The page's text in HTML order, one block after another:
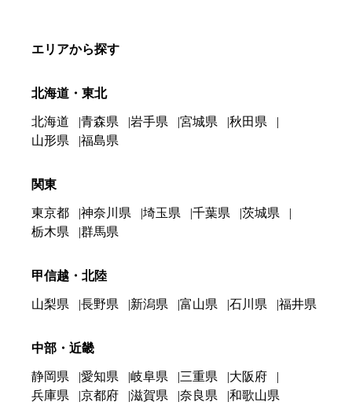
エリアから探す
北海道・東北
北海道 青森県 岩手県 宮城県
秋田県
山形県
福島県
関東
東京都 神奈川県 埼玉県 千葉県
茨城県
栃木県
群馬県
甲信越・北陸
山梨県 長野県 新潟県 富山県 石川県 福井県
中部・近畿
静岡県 愛知県 岐阜県 三重県
大阪府
兵庫県
京都府 滋賀県 奈良県 和歌山県